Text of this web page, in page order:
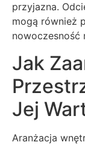
przyjazna.
mogą również
nowoczesność
Jak
Jej
Aranżacja